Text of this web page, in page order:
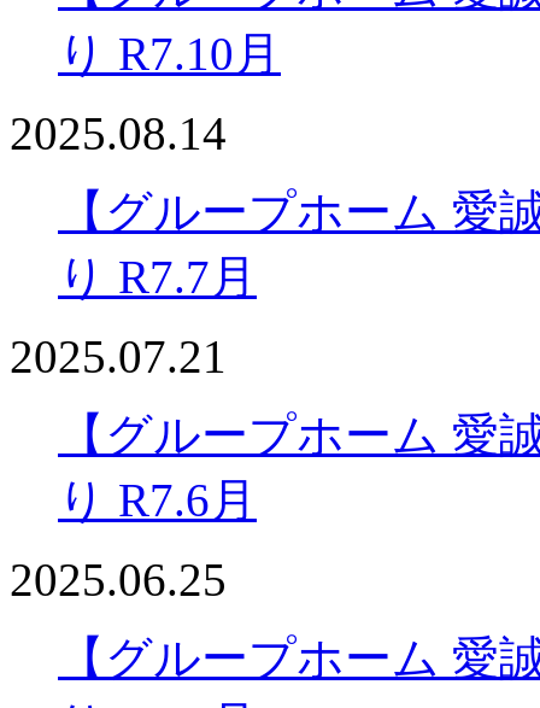
り R7.10月
2025.08.14
【グループホーム 愛
り R7.7月
2025.07.21
【グループホーム 愛
り R7.6月
2025.06.25
【グループホーム 愛